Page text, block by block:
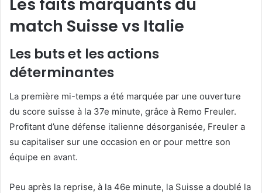
Les faits marquants du
match Suisse vs Italie
Les buts et les actions
déterminantes
La première mi-temps a été marquée par une ouverture
du score suisse à la 37e minute, grâce à Remo Freuler.
Profitant d’une défense italienne désorganisée, Freuler a
su capitaliser sur une occasion en or pour mettre son
équipe en avant.
Peu après la reprise, à la 46e minute, la Suisse a doublé la